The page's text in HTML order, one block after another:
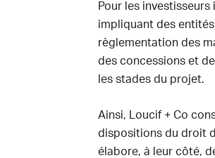
Pour les
impliquant des
règlementation des
des concessions et
les stades du projet.
Ainsi, Loucif + Co
dispositions du droit
élabore, à leur côté,